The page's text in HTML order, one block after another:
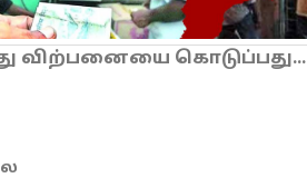
விற்பனையை கொடுப்பது...